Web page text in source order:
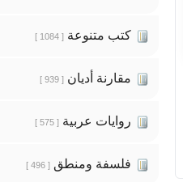
كتب متنوعة [ 1084 ]
مقارنة أديان [ 939 ]
روايات عربية [ 575 ]
فلسفة ومنطق [ 496 ]